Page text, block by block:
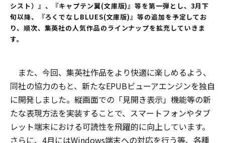
シスト）』、『キャプテン翼(文庫版)』等を第一弾とし、3月下
旬以降、『ろくでなしBLUES(文庫版)』等の追加を予定してお
り、順次、集英社の人気作品のラインナップを拡充していきま
す。
また、今回、集英社作品をより快適に楽しめるよう、
同社の協力のもと、新たなEPUBビューアエンジンを独自
に開発しました。縦画面での「見開き表示」機能等の新
たな表現方法を実装することで、スマートフォンやタブ
レット端末における可読性を飛躍的に向上しています。
さらに、4月にはWindows端末への対応を行う等、各種